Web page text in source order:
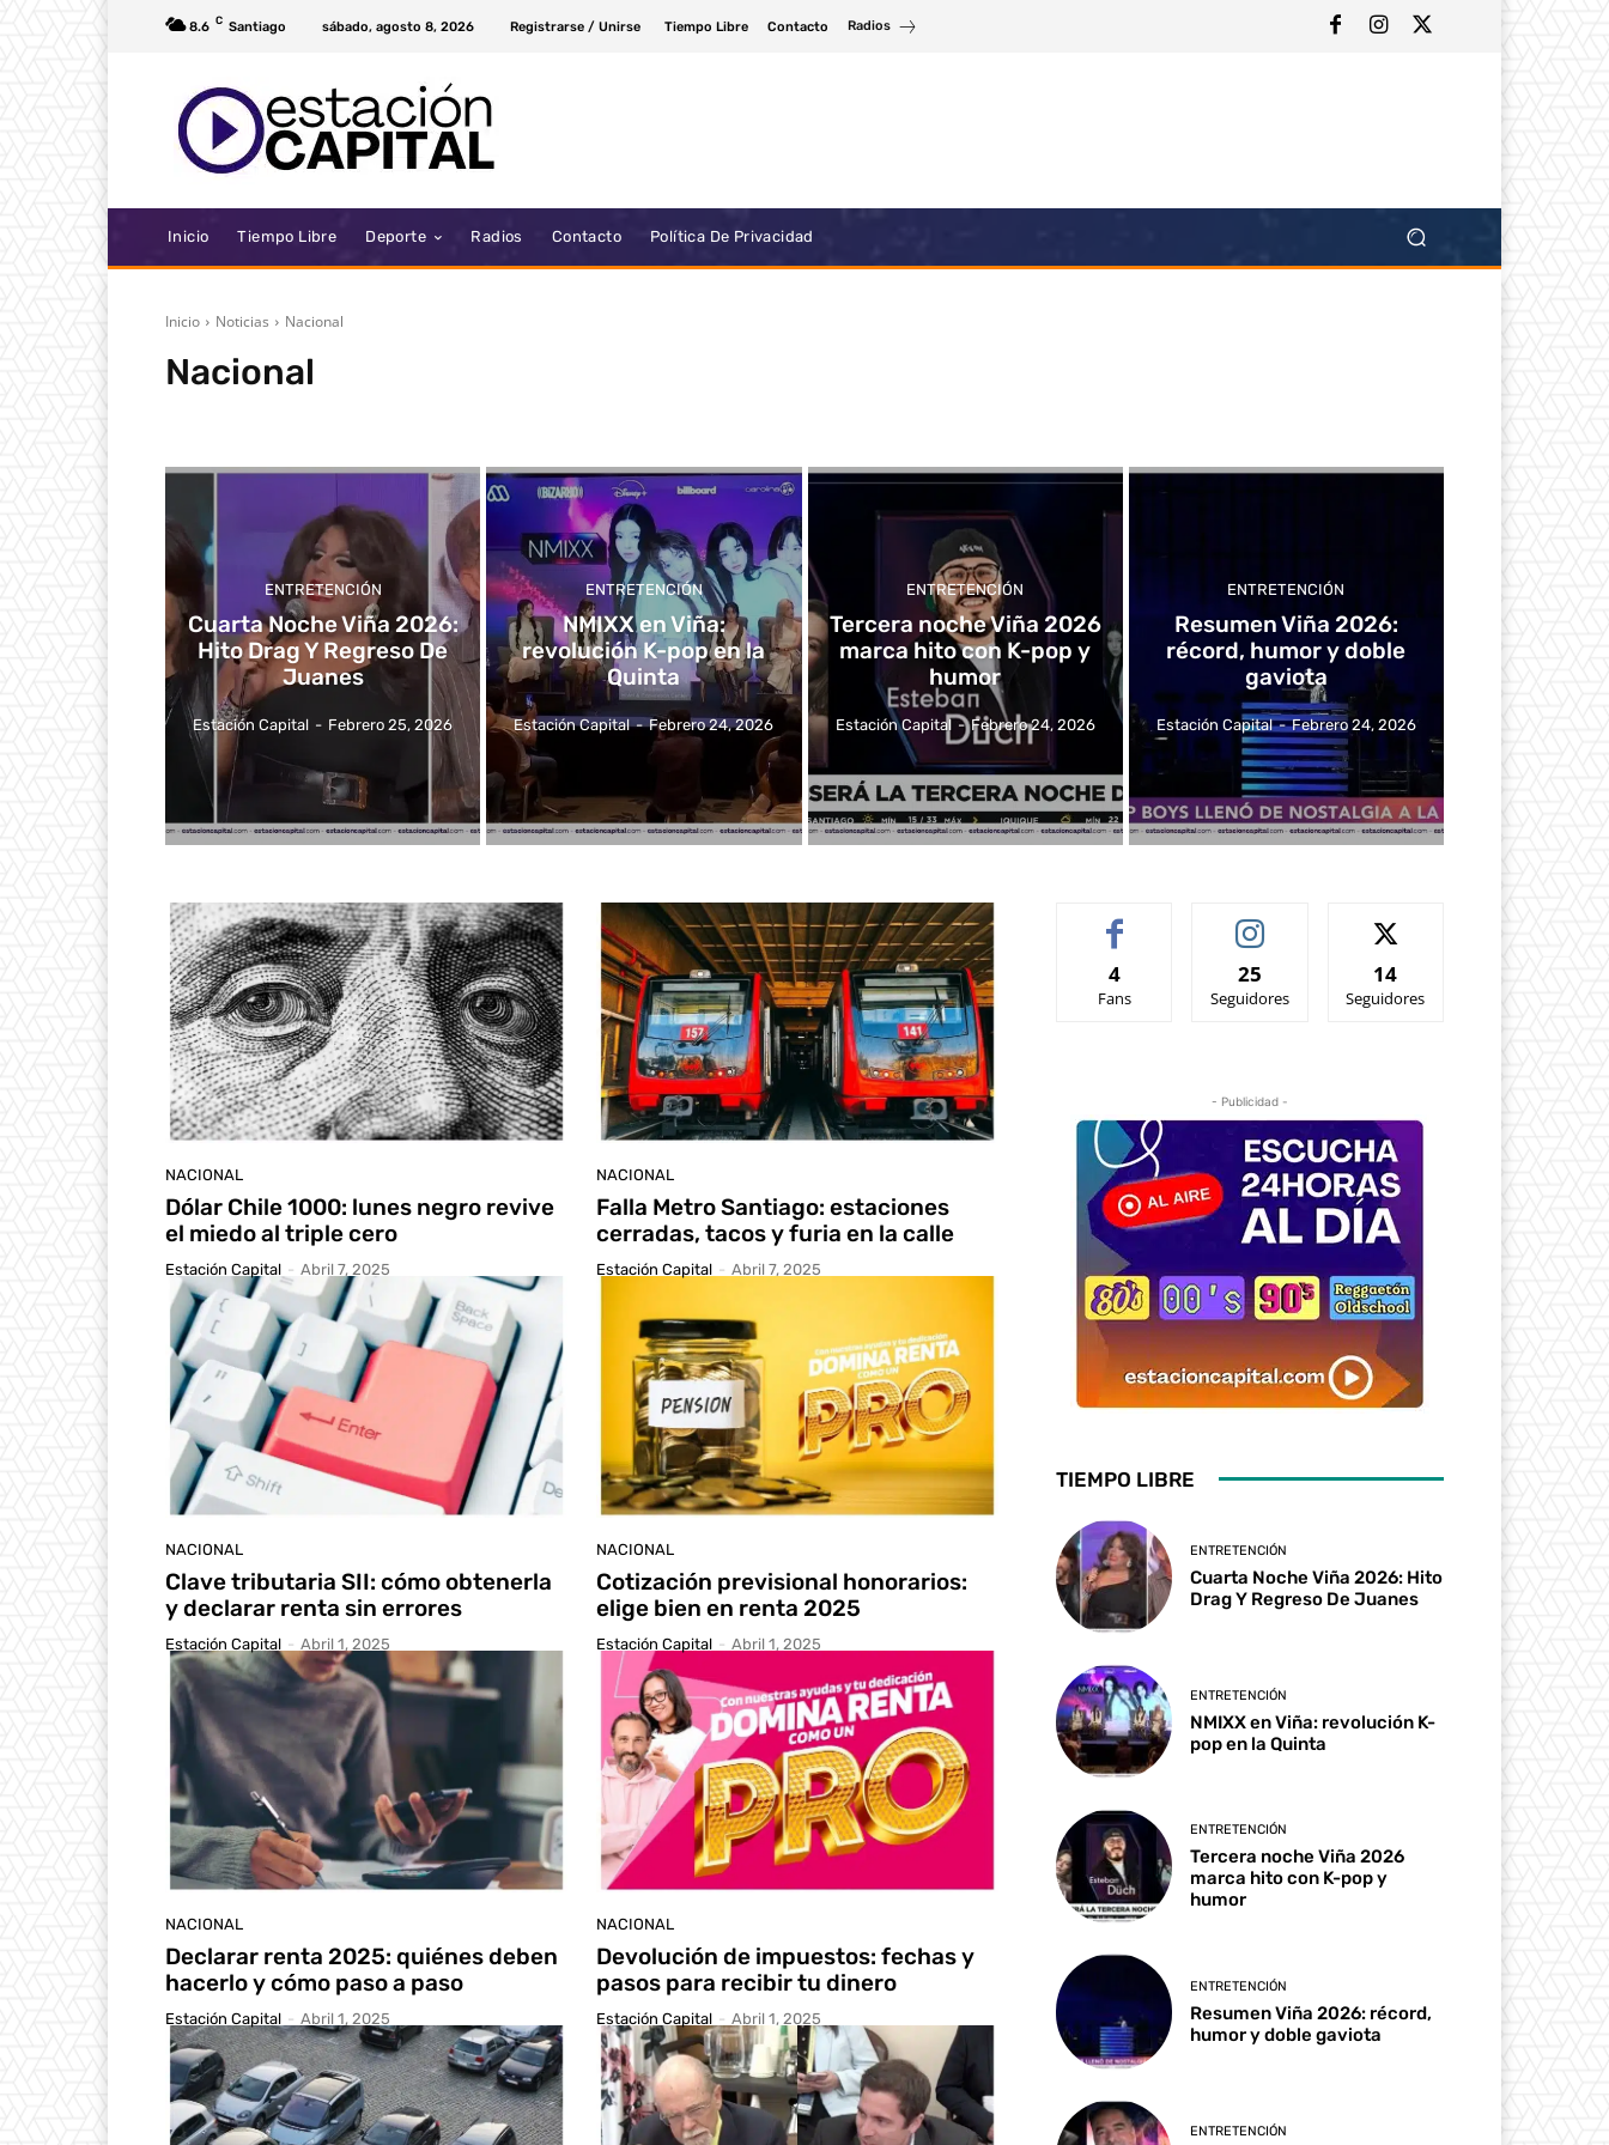
8.6 C Santiago sábado, agosto 8, 2026 Registrarse / Unirse Tiempo Libre Contacto Radios
Inicio Tiempo Libre Deporte Radios Contacto Política De Privacidad
Inicio Noticias Nacional
Nacional
ENTRETENCIÓN
Cuarta Noche Viña 2026:
Hito Drag Y Regreso De
Juanes
Estación Capital - Febrero 25, 2026
ENTRETENCIÓN
NMIXX en Viña:
revolución K-pop en la
Quinta
Estación Capital - Febrero 24, 2026
ENTRETENCIÓN
Tercera noche Viña 2026
marca hito con K-pop y
humor
Estación Capital - Febrero 24, 2026
ENTRETENCIÓN
Resumen Viña 2026:
récord, humor y doble
gaviota
Estación Capital - Febrero 24, 2026
NACIONAL
Dólar Chile 1000: lunes negro revive
el miedo al triple cero
Estación Capital - Abril 7, 2025
NACIONAL
Falla Metro Santiago: estaciones
cerradas, tacos y furia en la calle
Estación Capital - Abril 7, 2025
NACIONAL
Clave tributaria SII: cómo obtenerla
y declarar renta sin errores
Estación Capital - Abril 1, 2025
NACIONAL
Cotización previsional honorarios:
elige bien en renta 2025
Estación Capital - Abril 1, 2025
NACIONAL
Declarar renta 2025: quiénes deben
hacerlo y cómo paso a paso
Estación Capital - Abril 1, 2025
NACIONAL
Devolución de impuestos: fechas y
pasos para recibir tu dinero
Estación Capital - Abril 1, 2025
4
Fans
25
Seguidores
14
Seguidores
- Publicidad -
TIEMPO LIBRE
ENTRETENCIÓN
Cuarta Noche Viña 2026: Hito
Drag Y Regreso De Juanes
ENTRETENCIÓN
NMIXX en Viña: revolución K-
pop en la Quinta
ENTRETENCIÓN
Tercera noche Viña 2026
marca hito con K-pop y
humor
ENTRETENCIÓN
Resumen Viña 2026: récord,
humor y doble gaviota
ENTRETENCIÓN